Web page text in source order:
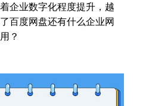
企业数字化程度提升，越
百度网盘还有什么企业网
？